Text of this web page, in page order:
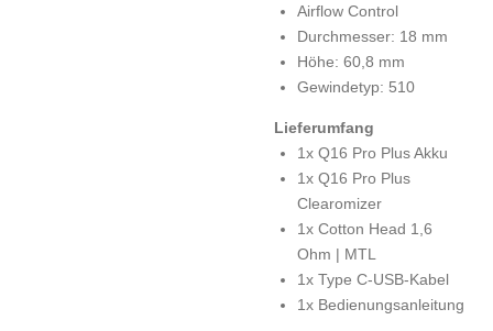
Airflow Control
Durchmesser: 18 mm
Höhe: 60,8 mm
Gewindetyp: 510
Lieferumfang
1x Q16 Pro Plus Akku
1x Q16 Pro Plus
Clearomizer
1x Cotton Head 1,6
Ohm | MTL
1x Type C-USB-Kabel
1x Bedienungsanleitung